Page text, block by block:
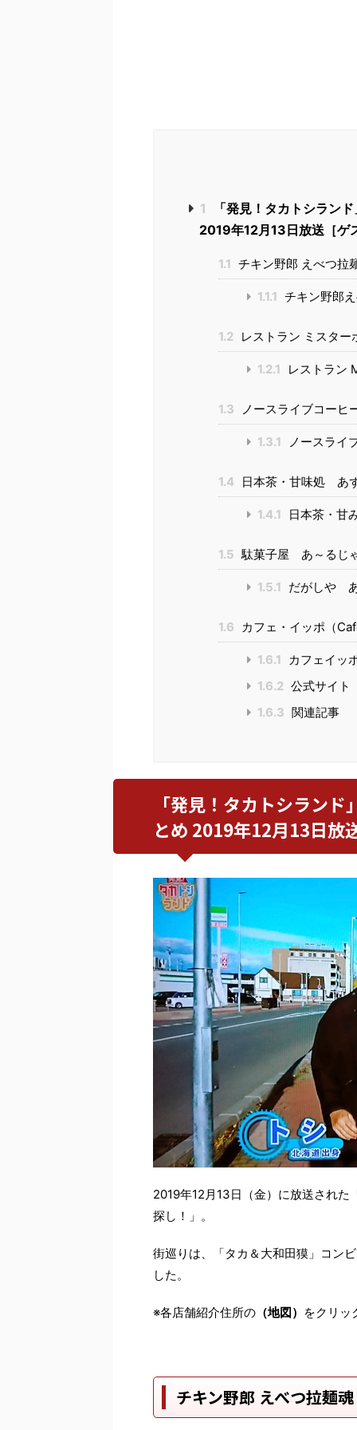
1
「発見！タカトシラン
2019年12月13日放送［ゲ
1.1 チキン野郎 えべつ拉
1.1.1 チキン野郎
1.2 レストラン ミスター
1.2.1 レストラン
1.3 ノースライブコーヒ
1.3.1 ノースライ
1.4 日本茶・甘味処 あ
1.4.1 日本茶・甘
1.5 駄菓子屋 あ～るじ
1.5.1 だがしや
1.6 カフェ・イッポ（
1.6.1
カフェイッ
1.6.2 公式サイト
1.6.3 関連記事
「発見！タカトシラン
とめ 2019年12月13日放
2019年12月13日（金）に放送された
探し！」。
街巡りは、「タカ＆大和田獏」コン
した。
※各店舗紹介住所の （地図） をクリッ
チキン野郎 えべつ拉麺魂